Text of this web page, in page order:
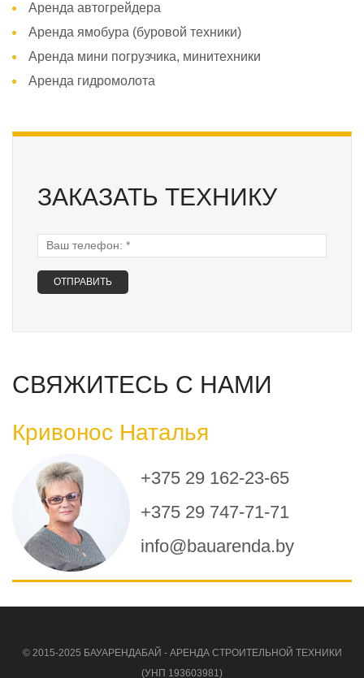
Аренда автогрейдера
Аренда ямобура (буровой техники)
Аренда мини погрузчика, минитехники
Аренда гидромолота
ЗАКАЗАТЬ ТЕХНИКУ
Ваш телефон:
СВЯЖИТЕСЬ С НАМИ
Кривонос Наталья
+375 29 162-23-65
+375 29 747-71-71
info@bauarenda.by
© 2015-2025 БАУАРЕНДАБАЙ - АРЕНДА СТРОИТЕЛЬНОЙ ТЕХНИКИ
(УНП 193603981)